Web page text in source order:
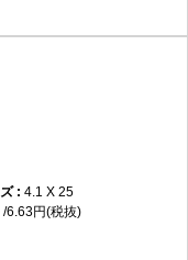
4.1 X 25
6.63円(税抜)